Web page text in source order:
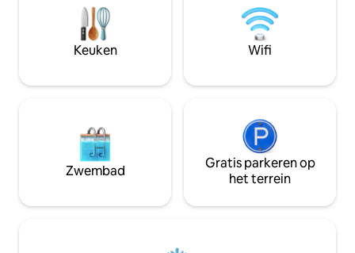
natuurlijke werkende leven van de
riviermensen vindt elke dag plaats direct
voor de villa Dicht bij de oude stad van
Hoi An: gemakkelijk om naar het
de historische bezienswaardigheden te
minuten van het
van de
villa is rustig, met
je je thuis voelt. Er zijn yogamatten
yogaan.
Keuken Wifi
Zwembad
Gratis parkeren op
het terrein